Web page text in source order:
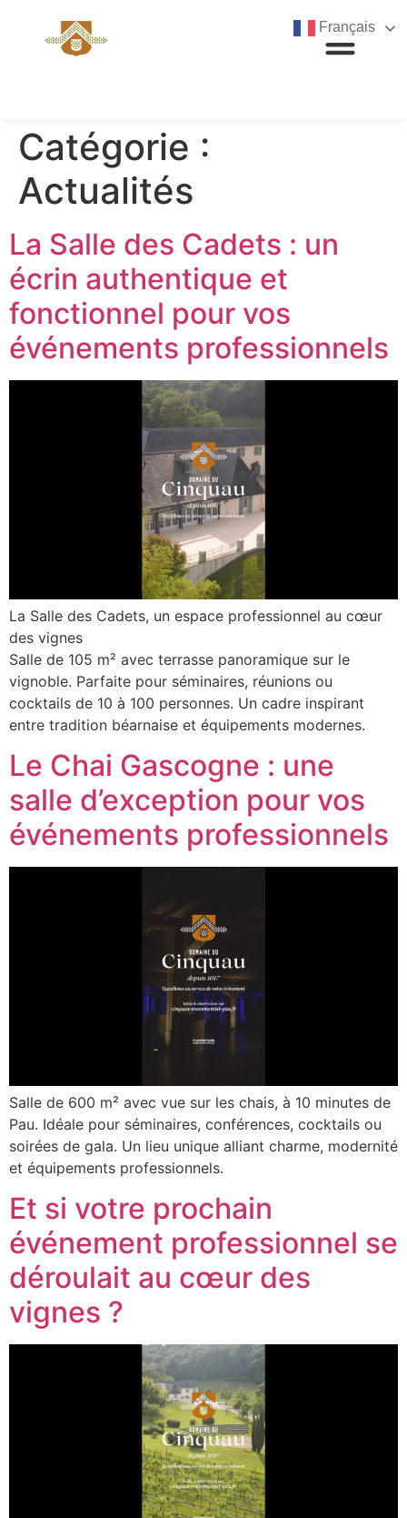
Catégorie :
Actualités
La Salle des Cadets : un
écrin authentique et
fonctionnel pour vos
événements professionnels
La Salle des Cadets, un espace professionnel au cœur
des vignes
Salle de 105 m² avec terrasse panoramique sur le
vignoble. Parfaite pour séminaires, réunions ou
cocktails de 10 à 100 personnes. Un cadre inspirant
entre tradition béarnaise et équipements modernes.
Le Chai Gascogne : une
salle d’exception pour vos
événements professionnels
Salle de 600 m² avec vue sur les chais, à 10 minutes de
Pau. Idéale pour séminaires, conférences, cocktails ou
soirées de gala. Un lieu unique alliant charme, modernité
et équipements professionnels.
Et si votre prochain
événement professionnel se
déroulait au cœur des
vignes ?
Français